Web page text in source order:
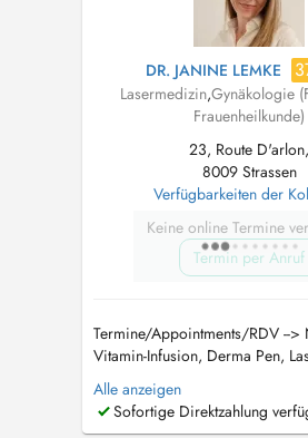
DR. JANINE LEMKE
Lasermedizin,Gynäkologie
Frauenheilkunde)
23, Route D'arlon,
8009 Strassen
Verfügbarkeiten der
Keine online Termine
Termin per Anruf
Termine/Appointments/RDV -->
Vitamin-Infusion, Derma Pen,
removal and cosmetic medecin
NAD+ CENTER Dr. Janine Lemke
erfahrene Frauenärztin für
Alle anzeigen
Sofortige Direktzahlung